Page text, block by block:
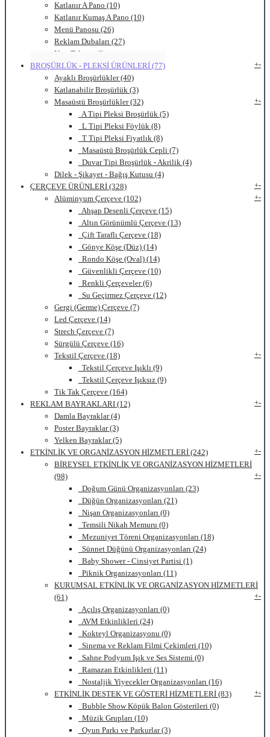
Katlanır A Pano (10)
Katlanır Kumaş A Pano (10)
Menü Panosu (26)
Reklam Dubaları (27)
Yazı Tahtası (6)
BROŞÜRLÜK - PLEKSİ ÜRÜNLERİ (77)
+-
Ayaklı Broşürlükler (40)
Katlanabilir Broşürlük (3)
Masaüstü Broşürlükler (32)
+-
A Tipi Pleksi Broşürlük (5)
L Tipi Pleksi Föylük (8)
T Tipi Pleksi Fiyatlık (8)
Masaüstü Broşürlük Cepli (7)
Duvar Tipi Broşürlük - Akrilik (4)
Dilek - Şikayet - Bağış Kutusu (4)
ÇERÇEVE ÜRÜNLERİ (328)
+-
Alüminyum Çerçeve (102)
+-
Ahşap Desenli Çerçeve (15)
Altın Görünümlü Çerçeve (13)
Çift Taraflı Çerçeve (18)
Gönye Köşe (Düz) (14)
Rondo Köşe (Oval) (14)
Güvenlikli Çerçeve (10)
Renkli Çerçeveler (6)
Su Geçirmez Çerçeve (12)
Gergi (Germe) Çerçeve (7)
Led Çerçeve (14)
Strech Çerçeve (7)
Sürgülü Çerçeve (16)
Tekstil Çerçeve (18)
+-
Tekstil Çerçeve Işıklı (9)
Tekstil Çerçeve Işıksız (9)
Tik Tak Çerçeve (164)
REKLAM BAYRAKLARI (12)
+-
Damla Bayraklar (4)
Poster Bayraklar (3)
Yelken Bayraklar (5)
ETKİNLİK VE ORGANİZASYON HİZMETLERİ (242)
+-
BİREYSEL ETKİNLİK VE ORGANİZASYON HİZMETLERİ
(98)
+-
Doğum Günü Organizasyonları (23)
Düğün Organizasyonları (21)
Nişan Organizasyonları (0)
Temsili Nikah Memuru (0)
Mezuniyet Töreni Organizasyonları (18)
Sünnet Düğünü Organizasyonları (24)
Baby Shower - Cinsiyet Partisi (1)
Piknik Organizasyonları (11)
KURUMSAL ETKİNLİK VE ORGANİZASYON HİZMETLERİ
(61)
+-
Açılış Organizasyonları (0)
AVM Etkinlikleri (24)
Kokteyl Organizasyonu (0)
Sinema ve Reklam Filmi Çekimleri (10)
Sahne Podyum Işık ve Ses Sistemi (0)
Ramazan Etkinlikleri (11)
Nostaljik Yiyecekler Organizasyonları (16)
ETKİNLİK DESTEK VE GÖSTERİ HİZMETLERİ (83)
+-
Bubble Show Köpük Balon Gösterileri (0)
Müzik Grupları (10)
Oyun Parkı ve Parkurlar (3)